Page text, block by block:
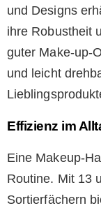
und Designs
ihre Robustheit
guter Make-up-
und leicht
Effizienz im
Eine Makeup-
Routine. Mit 13
Sortierfächern